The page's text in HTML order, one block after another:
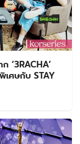
‘3RACHA’
เศษกับ STAY